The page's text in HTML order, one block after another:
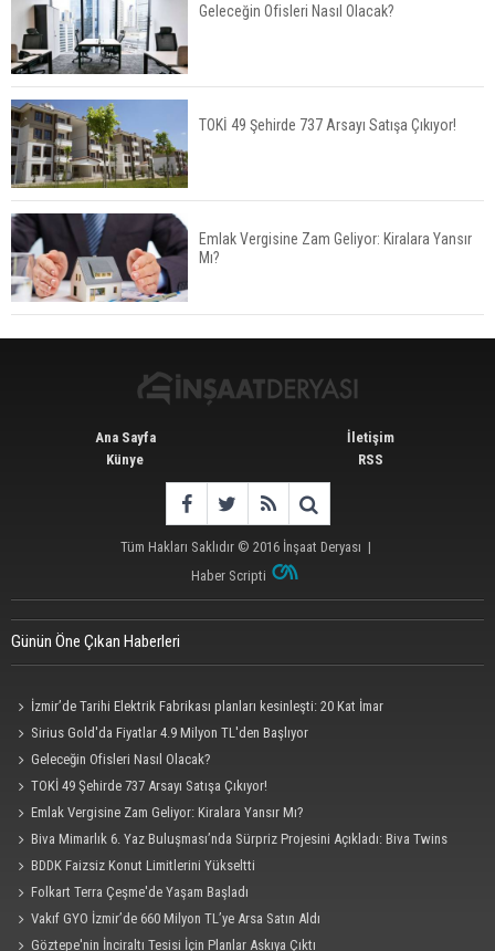
Kalyon İnşaat BAE'nin İlk Yüksek Hızlı Demiryolu
Hattını İnşa Ediyor
ABD'de Konut Kredisi Faizi Son Bir Yılın En
Yüksek Seviyesinde
TOKİ 51 İlde 540 Konut ve İş Yerini Satışa
Sunuyor
Geleceğin Ofisleri Nasıl Olacak?
TOKİ 49 Şehirde 737 Arsayı Satışa Çıkıyor!
Emlak Vergisine Zam Geliyor: Kiralara Yansır
Mı?
Ana Sayfa
Künye
İletişim
RSS
Tüm Hakları Saklıdır © 2016 İnşaat Deryası |
Haber Scripti
Günün Öne Çıkan Haberleri
İzmir’de Tarihi Elektrik Fabrikası planları kesinleşti: 20 Kat İmar
Sirius Gold'da Fiyatlar 4.9 Milyon TL'den Başlıyor
Geleceğin Ofisleri Nasıl Olacak?
TOKİ 49 Şehirde 737 Arsayı Satışa Çıkıyor!
Emlak Vergisine Zam Geliyor: Kiralara Yansır Mı?
Biva Mimarlık 6. Yaz Buluşması’nda Sürpriz Projesini Açıkladı: Biva Twins
BDDK Faizsiz Konut Limitlerini Yükseltti
Folkart Terra Çeşme'de Yaşam Başladı
Vakıf GYO İzmir’de 660 Milyon TL’ye Arsa Satın Aldı
Göztepe'nin İnciraltı Tesisi İçin Planlar Askıya Çıktı